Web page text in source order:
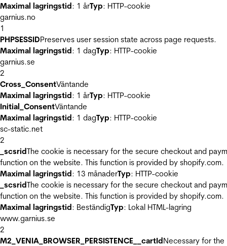
Maximal lagringstid: 1 årTyp: HTTP-cookie
garnius.no
1
PHPSESSIDPreserves user session state across page requests.
Maximal lagringstid: 1 dagTyp: HTTP-cookie
garnius.se
2
Cross_ConsentVäntande
Maximal lagringstid: 1 årTyp: HTTP-cookie
Initial_ConsentVäntande
Maximal lagringstid: 1 dagTyp: HTTP-cookie
sc-static.net
2
_scsridThe cookie is necessary for the secure checkout and
function on the website. This function is provided by shopify.com.
Maximal lagringstid: 13 månaderTyp: HTTP-cookie
_scsridThe cookie is necessary for the secure checkout and
function on the website. This function is provided by shopify.com.
Maximal lagringstid: BeständigTyp: Lokal HTML-lagring
www.garnius.se
2
M2_VENIA_BROWSER_PERSISTENCE__cartIdNecessary for the